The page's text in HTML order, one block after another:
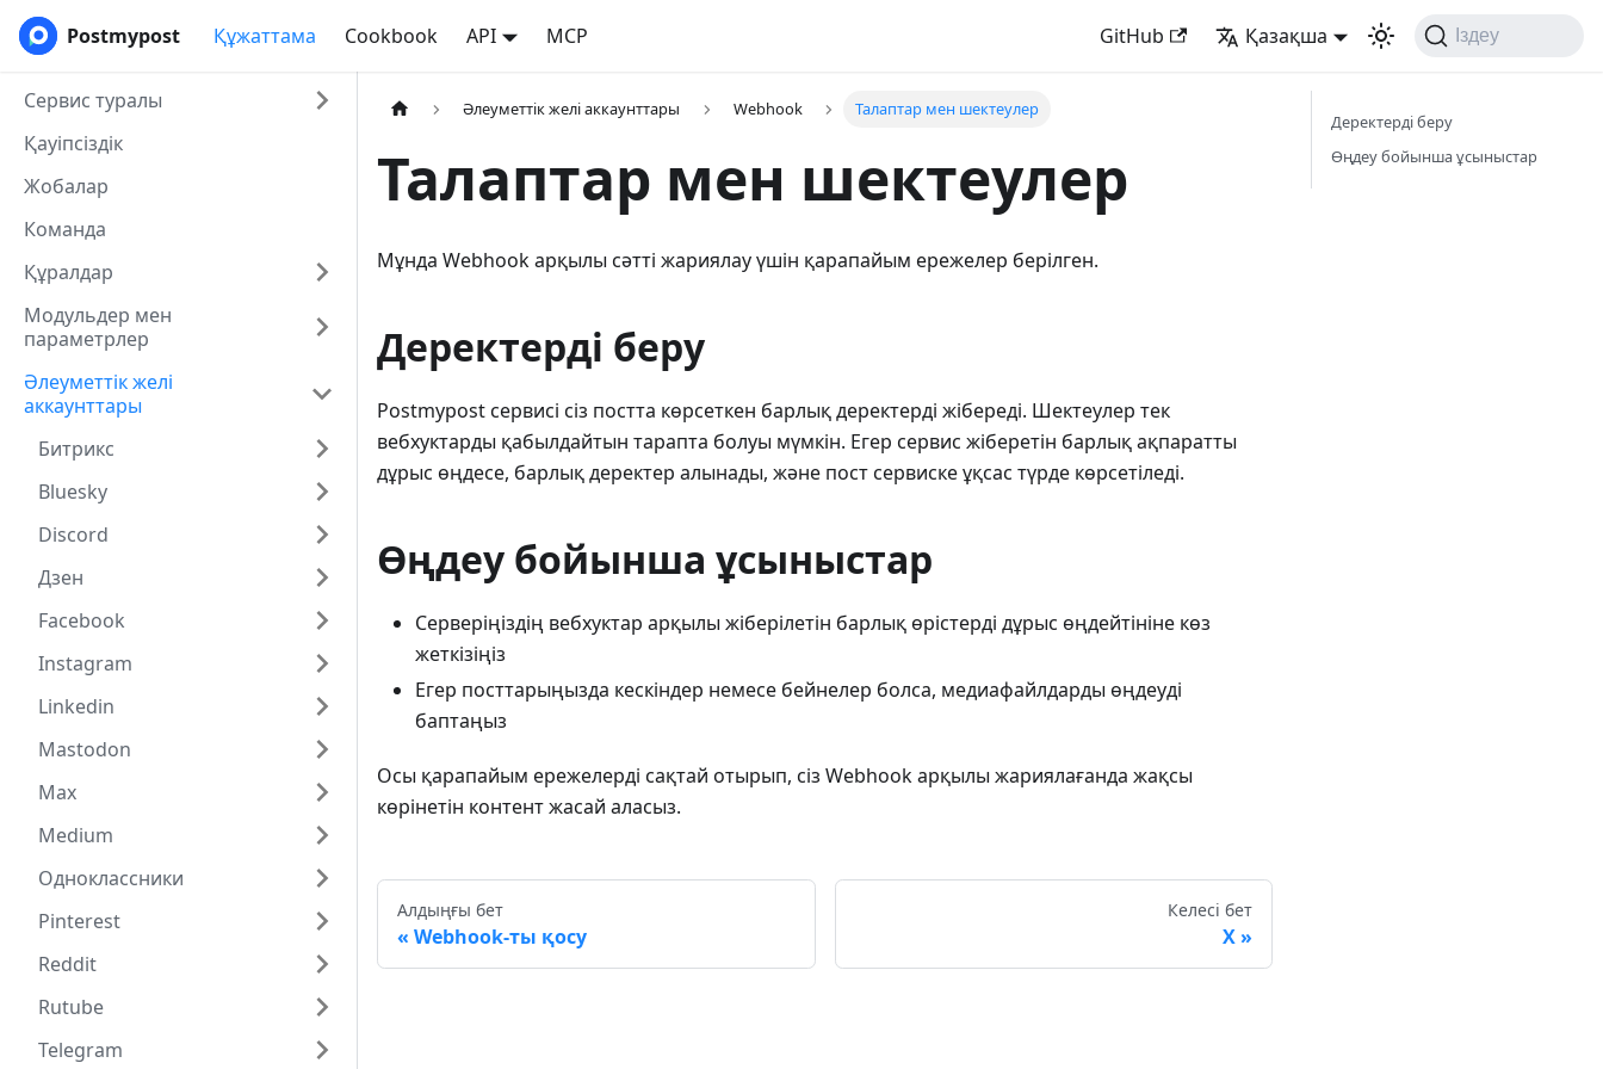
Postmypost Құжаттама Cookbook API MCP GitHub Қазақша Іздеу
Сервис туралы
Қауіпсіздік
Жобалар
Команда
Құралдар
Модульдер мен
параметрлер
Әлеуметтік желі
аккаунттары
Битрикс
Bluesky
Discord
Дзен
Facebook
Instagram
Linkedin
Mastodon
Max
Medium
Одноклассники
Pinterest
Reddit
Rutube
Telegram
Әлеуметтік желі аккаунттары Webhook Талаптар мен шектеулер
Талаптар мен шектеулер
Мұнда Webhook арқылы сәтті жариялау үшін қарапайым ережелер берілген.
Деректерді беру
Postmypost сервисі сіз постта көрсеткен барлық деректерді жібереді. Шектеулер тек
вебхуктарды қабылдайтын тарапта болуы мүмкін. Егер сервис жіберетін барлық ақпаратты
дұрыс өңдесе, барлық деректер алынады, және пост сервиске ұқсас түрде көрсетіледі.
Өңдеу бойынша ұсыныстар
Серверіңіздің вебхуктар арқылы жіберілетін барлық өрістерді дұрыс өңдейтініне көз
жеткізіңіз
Егер посттарыңызда кескіндер немесе бейнелер болса, медиафайлдарды өңдеуді
баптаңыз
Осы қарапайым ережелерді сақтай отырып, сіз Webhook арқылы жариялағанда жақсы
көрінетін контент жасай аласыз.
Алдыңғы бет
Webhook-ты қосу
Келесі бет
Х
Деректерді беру
Өңдеу бойынша ұсыныстар